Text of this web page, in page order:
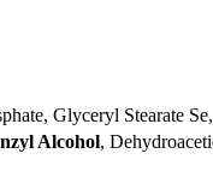
Glyceryl Stearate
Alcohol,